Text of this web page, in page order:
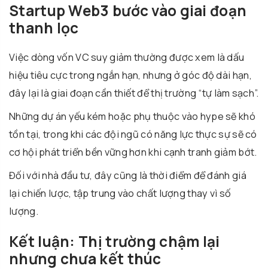
Startup Web3 bước vào giai đoạn
thanh lọc
Việc dòng vốn VC suy giảm thường được xem là dấu
hiệu tiêu cực trong ngắn hạn, nhưng ở góc độ dài hạn,
đây lại là giai đoạn cần thiết để thị trường “tự làm sạch”.
Những dự án yếu kém hoặc phụ thuộc vào hype sẽ khó
tồn tại, trong khi các đội ngũ có năng lực thực sự sẽ có
cơ hội phát triển bền vững hơn khi cạnh tranh giảm bớt.
Đối với nhà đầu tư, đây cũng là thời điểm để đánh giá
lại chiến lược, tập trung vào chất lượng thay vì số
lượng.
Kết luận: Thị trường chậm lại
nhưng chưa kết thúc